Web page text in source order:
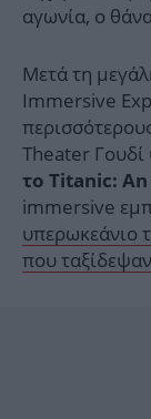
αγωνία, ο
Μετά τη
Immersive
Theater Γουδί
το Titanic:
immersive
υπερωκεάνιο
που